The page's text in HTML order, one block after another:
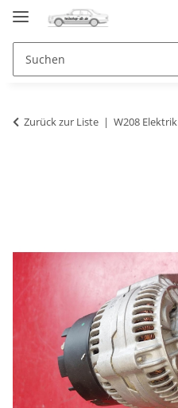
Zurück zur Liste W208 Elektrik